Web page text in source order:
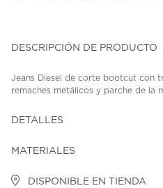
DESCRIPCIÓN DE PRODUCTO
Jeans Diesel de corte bootcut con
remaches metálicos y parche de la
DETALLES
MATERIALES
DISPONIBLE EN TIENDA